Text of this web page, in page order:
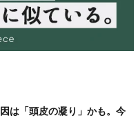
は「頭皮の凝り」かも。今